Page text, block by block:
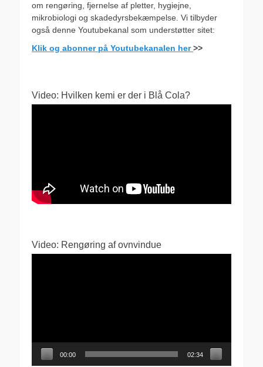
om rengøring, fjernelse af pletter, hygiejne,
mikrobiologi og skadedyrsbekæmpelse. Vi tilbyder
også denne Youtubekanal som understøtter sitet:
Klik og abonner på Youtubekanalen her>>
Video: Hvilken kemi er der i Blå Cola?
Video: Rengøring af ovnvindue
00:00 02:34